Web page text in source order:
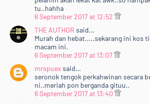
tu..hahha
6 September 2017 at 12:52
THE AUTHOR said…
Murah dan hebat.....sekarang ini kos
macam ini.
6 September 2017 at 13:07
mrspuex said…
seronok tengok perkahwinan secara
ni..meriah pon berganda gituu..
6 September 2017 at 13:40